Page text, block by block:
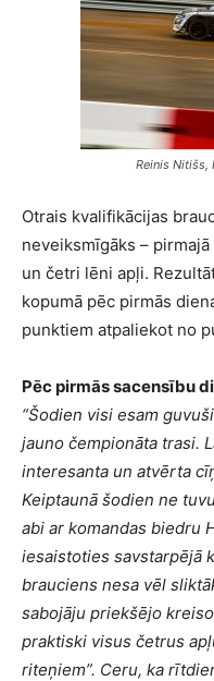
Reinis Nitišs,
Otrais kvalifikācijas
neveiksmīgāks –
un četri lēni apļi.
kopumā pēc pirmās
punktiem atpaliekot no
Pēc pirmās sacensību
“Šodien visi esam
jauno čempionāta trasi.
interesanta un atvērta
Keiptaunā šodien ne
abi ar komandas biedru
iesaistoties savstarpējā
brauciens nesa vēl
sabojāju priekšējo
praktiski visus četrus
riteņiem”. Ceru, ka